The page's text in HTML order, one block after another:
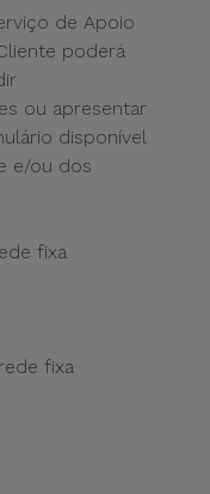
de Apoio
poderá
ou apresentar
disponível
e/ou dos
fixa
fixa